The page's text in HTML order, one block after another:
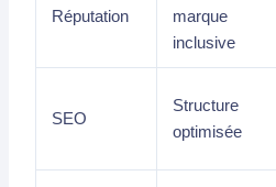
Réputation
marque
inclusive
SEO
Structure
optimisée